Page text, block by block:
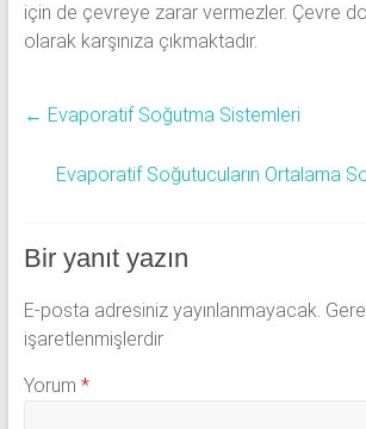
için de çevreye zarar vermezler. Çevre
olarak karşınıza çıkmaktadır.
← Evaporatif Soğutma Sistemleri
Evaporatif Soğutucuların Ortalama
Bir yanıt yazın
E-posta adresiniz yayınlanmayacak.
işaretlenmişlerdir
Yorum *